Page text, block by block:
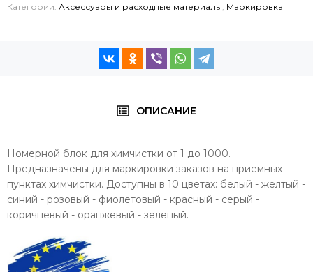
Категории: Аксессуары и расходные материалы, Маркировка
ОПИСАНИЕ
Номерной блок для химчистки от 1 до 1000.
Предназначены для маркировки заказов на приемных
пунктах химчистки. Доступны в 10 цветах: белый - желтый -
синий - розовый - фиолетовый - красный - серый -
коричневый - оранжевый - зеленый.